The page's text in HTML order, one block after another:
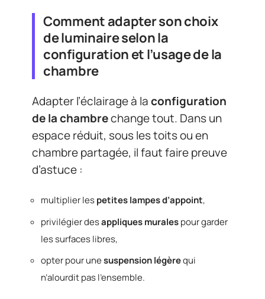
Comment adapter son choix
de luminaire selon la
configuration et l’usage de la
chambre
Adapter l’éclairage à laconfiguration
de la chambrechange tout. Dans un
espace réduit, sous les toits ou en
chambre partagée, il faut faire preuve
d’astuce :
multiplier lespetites lampes d’appoint,
privilégier desappliques muralespour garder
les surfaces libres,
opter pour unesuspension légèrequi
n’alourdit pas l’ensemble.